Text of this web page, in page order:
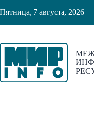
к
Пятница, 7 августа, 2026